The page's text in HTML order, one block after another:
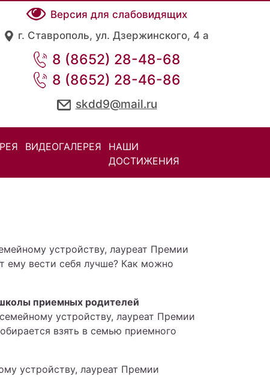
Версия для слабовидящих
г. Ставрополь, ул. Дзержинского, 4 а
8 (8652) 28-48-68
8 (8652) 28-46-86
skdd9@mail.ru
ВИДЕОГАЛЕРЕЯ
НАШИ
ДОСТИЖЕНИЯ
устройству, лауреат Премии
ему вести себя лучше? Как можно
приемных родителей
устройству, лауреат Премии
взять в семью приемного
устройству, лауреат Премии